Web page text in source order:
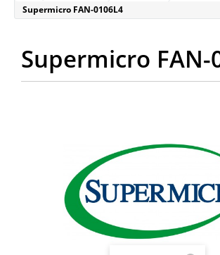
Supermicro FAN-0106L4
Supermicro FAN-